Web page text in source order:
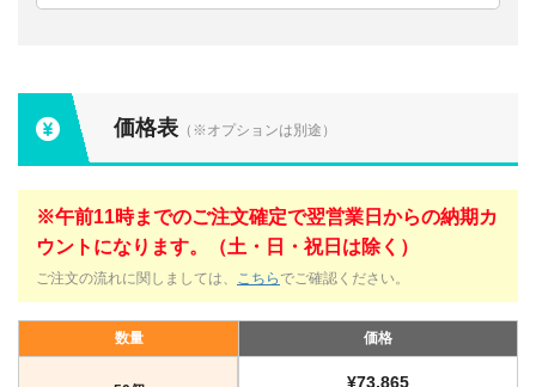
価格表 （※オプションは別途）
※午前11時までのご注文確定で翌営業日からの納期カ
ウントになります。（土・日・祝日は除く）
ご注文の流れに関しましては、 こちら でご確認ください。
数量 価格
¥73,865